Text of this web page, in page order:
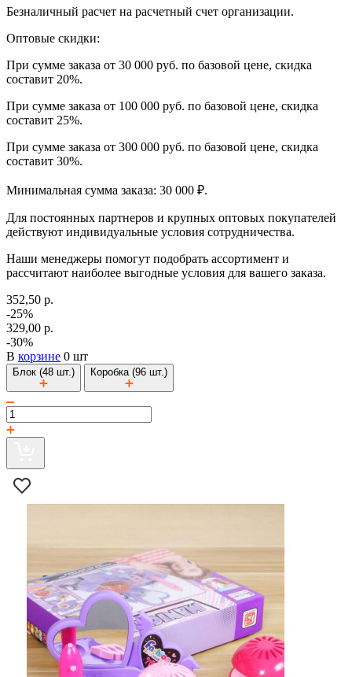
Безналичный расчет на расчетный счет организации.
Оптовые скидки:
При сумме заказа от 30 000 руб. по базовой цене, скидка
составит 20%.
При сумме заказа от 100 000 руб. по базовой цене, скидка
составит 25%.
При сумме заказа от 300 000 руб. по базовой цене, скидка
составит 30%.
Минимальная сумма заказа: 30 000 ₽.
Для постоянных партнеров и крупных оптовых покупателей
действуют индивидуальные условия сотрудничества.
Наши менеджеры помогут подобрать ассортимент и
рассчитают наиболее выгодные условия для вашего заказа.
352,50 р.
-25%
329,00 р.
-30%
В корзине 0 шт
Блок (48 шт.) Коробка (96 шт.)